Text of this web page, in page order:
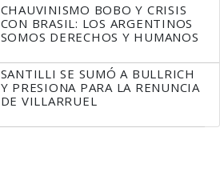
CHAUVINISMO BOBO Y CRISIS
CON BRASIL: LOS ARGENTINOS
SOMOS DERECHOS Y HUMANOS
SANTILLI SE SUMÓ A BULLRICH
Y PRESIONA PARA LA RENUNCIA
DE VILLARRUEL